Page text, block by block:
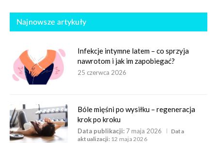
Najnowsze artykuły
Infekcje intymne latem – co sprzyja
nawrotom i jak im zapobiegać?
25 czerwca 2026
Bóle mięśni po wysiłku – regeneracja
krok po kroku
Data publikacji: 7 maja 2026
Data
aktualizacji: 12 maja 2026